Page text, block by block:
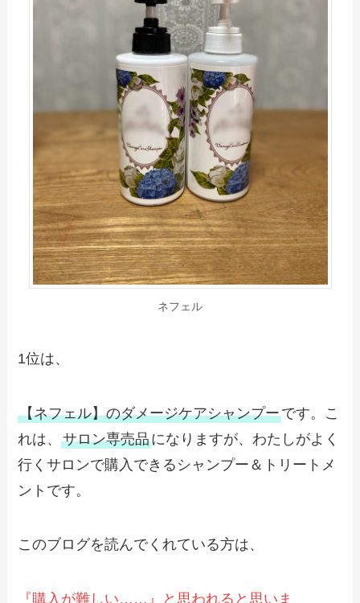
ネフェル
1位は、
【ネフェル】のダメージケアシャンプーです。こ
れは、サロン専売品になりますが、わたしがよく
行くサロンで購入できるシャンプー＆トリートメ
ントです。
このブログを読んでくれている方は、
『購入が難しい……』と思われると思いま